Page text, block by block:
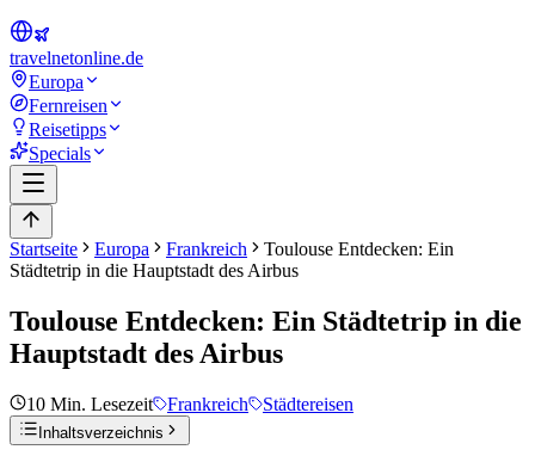
travelnetonline.de
Europa
Fernreisen
Reisetipps
Specials
Startseite Europa Frankreich
Toulouse Entdecken: Ein
Städtetrip in die Hauptstadt des Airbus
Toulouse Entdecken: Ein Städtetrip in die
Hauptstadt des Airbus
10 Min. Lesezeit Frankreich Städtereisen
Inhaltsverzeichnis